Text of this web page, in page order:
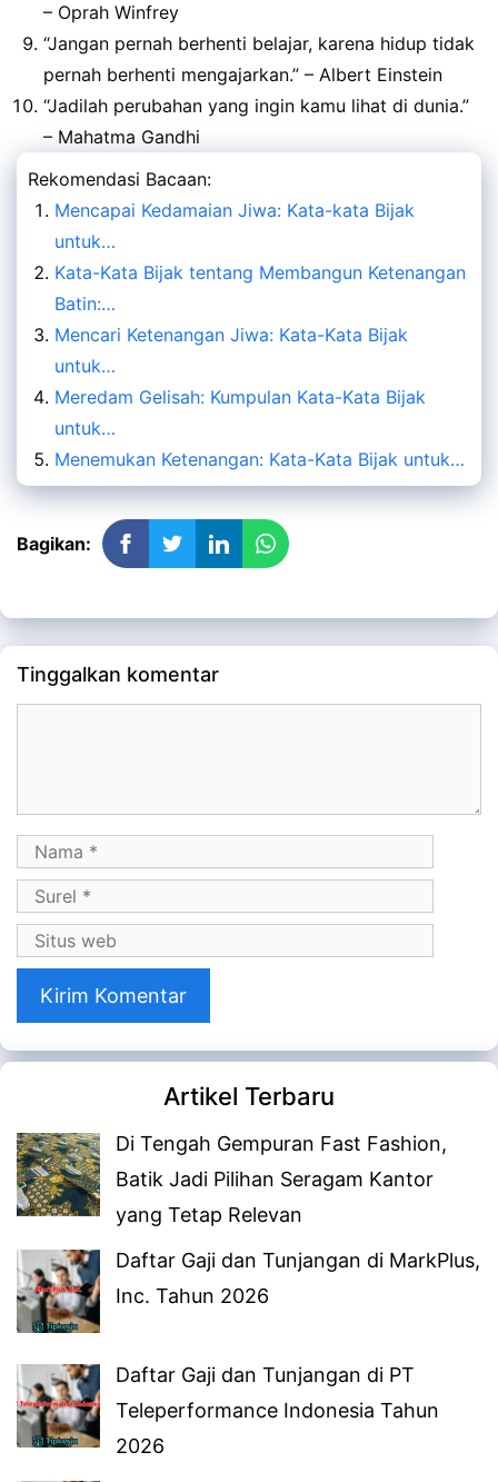
– Oprah Winfrey
“Jangan pernah berhenti belajar, karena hidup tidak
pernah berhenti mengajarkan.” – Albert Einstein
“Jadilah perubahan yang ingin kamu lihat di dunia.”
– Mahatma Gandhi
Rekomendasi Bacaan:
Mencapai Kedamaian Jiwa: Kata-kata Bijak
untuk…
Kata-Kata Bijak tentang Membangun Ketenangan
Batin:…
Mencari Ketenangan Jiwa: Kata-Kata Bijak
untuk…
Meredam Gelisah: Kumpulan Kata-Kata Bijak
untuk…
Menemukan Ketenangan: Kata-Kata Bijak untuk…
Bagikan:
Tinggalkan komentar
Nama
Surel
Situs
web
Artikel Terbaru
Di Tengah Gempuran Fast Fashion,
Batik Jadi Pilihan Seragam Kantor
yang Tetap Relevan
Daftar Gaji dan Tunjangan di MarkPlus,
Inc. Tahun 2026
Daftar Gaji dan Tunjangan di PT
Teleperformance Indonesia Tahun
2026